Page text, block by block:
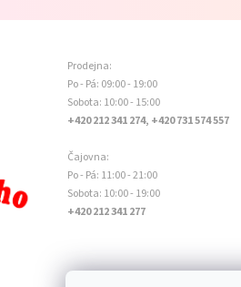
Prodejna:
Po - Pá: 09:00 - 19:00
Sobota: 10:00 - 15:00
+420 212 341 274, +420 731 574 557
Čajovna:
Po - Pá: 11:00 - 21:00
Sobota: 10:00 - 19:00
+420 212 341 277